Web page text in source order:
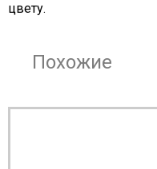
цвету.
Похожие